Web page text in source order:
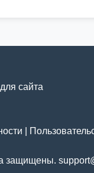
сайта
защищены.